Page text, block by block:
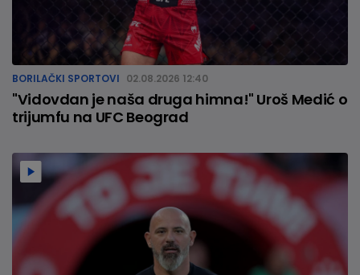
BORILAČKI SPORTOVI 02.08.2026 12:40
"Vidovdan je naša druga himna!" Uroš Medić o
trijumfu na UFC Beograd